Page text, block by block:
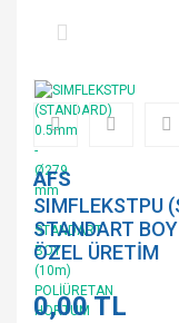
AFS
SIMFLEKSTPU
STANDART
ÖZEL ÜRETİM
0,00 TL